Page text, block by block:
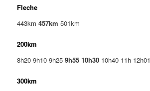
Fleche
443km457km 501km
200km
8h20 9h10 9h259h55 10h30 10h40 11h 12h01
300km